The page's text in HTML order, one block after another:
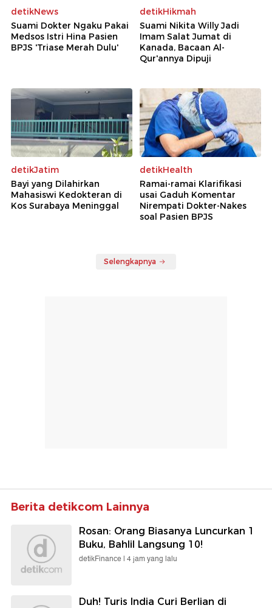
detikNews
Suami Dokter Ngaku Pakai
Medsos Istri Hina Pasien
BPJS 'Triase Merah Dulu'
detikHikmah
Suami Nikita Willy Jadi
Imam Salat Jumat di
Kanada, Bacaan Al-
Qur'annya Dipuji
detikJatim
Bayi yang Dilahirkan
Mahasiswi Kedokteran di
Kos Surabaya Meninggal
detikHealth
Ramai-ramai Klarifikasi
usai Gaduh Komentar
Nirempati Dokter-Nakes
soal Pasien BPJS
Selengkapnya
Berita detikcom Lainnya
Rosan: Orang Biasanya Luncurkan 1
Buku, Bahlil Langsung 10!
detikFinance | 4 jam yang lalu
Duh! Turis India Curi Berlian di